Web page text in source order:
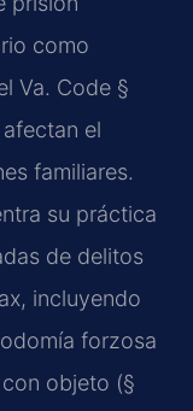
como
Va. Code §
el
familiares.
su práctica
de delitos
incluyendo
forzosa
objeto (§